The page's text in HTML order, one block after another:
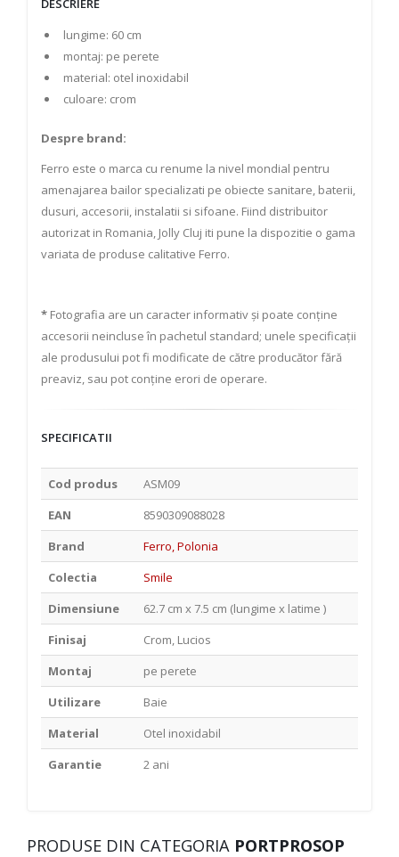
DESCRIERE
lungime: 60 cm
montaj: pe perete
material: otel inoxidabil
culoare: crom
Despre brand:
Ferro este o marca cu renume la nivel mondial pentru
amenajarea bailor specializati pe obiecte sanitare, baterii,
dusuri, accesorii, instalatii si sifoane. Fiind distribuitor
autorizat in Romania, Jolly Cluj iti pune la dispozitie o gama
variata de produse calitative Ferro.
* Fotografia are un caracter informativ și poate conține
accesorii neincluse în pachetul standard; unele specificații
ale produsului pot fi modificate de către producător fără
preaviz, sau pot conține erori de operare.
SPECIFICATII
Cod produs
ASM09
EAN
8590309088028
Brand
Ferro, Polonia
Colectia
Smile
Dimensiune
62.7 cm x 7.5 cm (lungime x latime )
Finisaj
Crom, Lucios
Montaj
pe perete
Utilizare
Baie
Material
Otel inoxidabil
Garantie
2 ani
PRODUSE DIN CATEGORIA PORTPROSOP